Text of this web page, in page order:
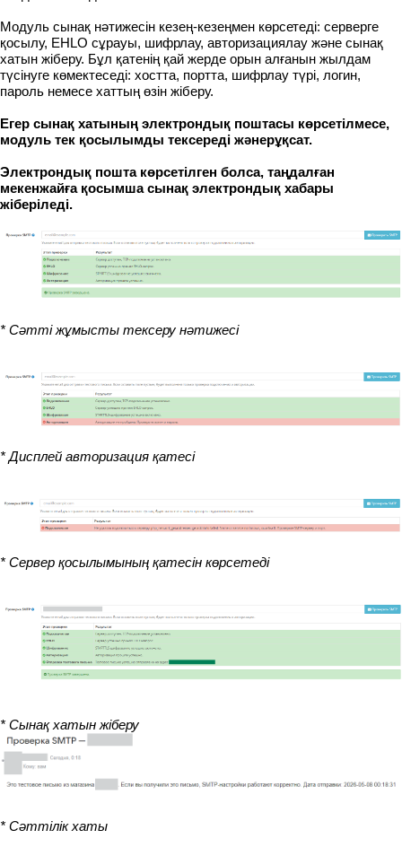
Модуль сынақ нәтижесін кезең-кезеңмен көрсетеді: серверге
қосылу, EHLO сұрауы, шифрлау, авторизациялау және сынақ
хатын жіберу. Бұл қатенің қай жерде орын алғанын жылдам
түсінуге көмектеседі: хостта, портта, шифрлау түрі, логин,
пароль немесе хаттың өзін жіберу.
Егер сынақ хатының электрондық поштасы көрсетілмесе,
модуль тек қосылымды тексереді жәнерұқсат.
Электрондық пошта көрсетілген болса, таңдалған
мекенжайға қосымша сынақ электрондық хабары
жіберіледі.
* Сәтті жұмысты тексеру нәтижесі
* Дисплей авторизация қатесі
* Сервер қосылымының қатесін көрсетеді
* Сынақ хатын жіберу
* Сәттілік хаты